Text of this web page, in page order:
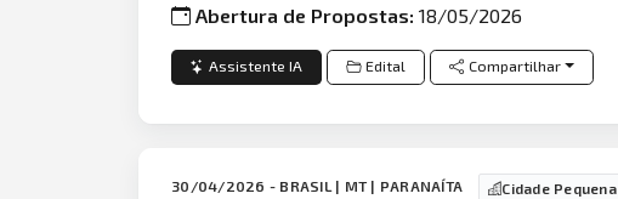
Abertura de Propostas:18/05/2026
Assistente IA Edital Compartilhar
30/04/2026 - BRASIL | MT | PARANAÍTA Cidade Pequena